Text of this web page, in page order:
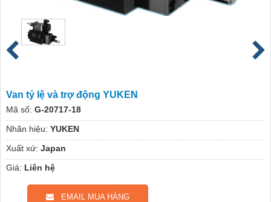
Van tỷ lệ và trợ động YUKEN
Mã số: G-20717-18
Nhãn hiệu: YUKEN
Xuất xứ: Japan
Giá: Liên hệ
EMAIL MUA HÀNG